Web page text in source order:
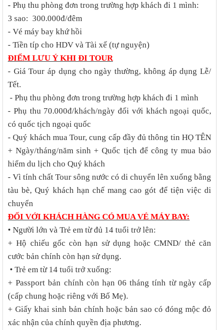
- Phụ thu phòng đơn trong trường hợp khách đi 1 mình:
3 sao: 300.000đ/đêm
- Vé máy bay khứ hồi
- Tiền típ cho HDV và Tài xế (tự nguyện)
ĐIỂM LƯU Ý KHI ĐI TOUR
- Giá Tour áp dụng cho ngày thường, không áp dụng Lễ/
Tết.
- Phụ thu phòng đơn trong trường hợp khách đi 1 mình
- Phụ thu 70.000đ/khách/ngày đối với khách ngoại quốc,
có quốc tịch ngoại quốc
- Quý khách mua Tour, cung cấp đầy đủ thông tin HỌ TÊN
+ Ngày/tháng/năm sinh + Quốc tịch để công ty mua bảo
hiểm du lịch cho Quý khách
- Vì tính chất Tour sông nước có di chuyển lên xuống bằng
tàu bè, Quý khách hạn chế mang cao gót để tiện việc di
chuyển
ĐỐI VỚI KHÁCH HÀNG CÓ MUA VÉ MÁY BAY:
• Người lớn và Trẻ em từ đủ 14 tuổi trở lên:
+ Hộ chiếu gốc còn hạn sử dụng hoặc CMND/ thẻ căn
cước bản chính còn hạn sử dụng.
• Trẻ em từ 14 tuổi trở xuống:
+ Passport bản chính còn hạn 06 tháng tính từ ngày cấp
(cấp chung hoặc riêng với Bố Mẹ).
+ Giấy khai sinh bản chính hoặc bản sao có đóng mộc đỏ
xác nhận của chính quyền địa phương.